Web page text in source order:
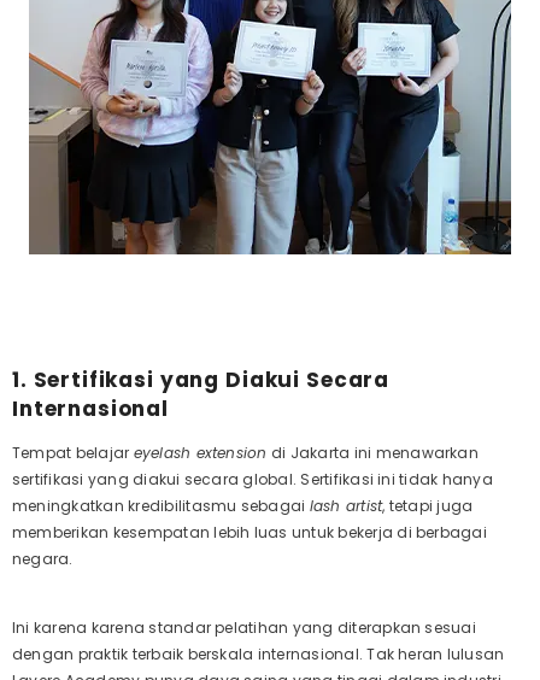
1. Sertifikasi yang Diakui Secara
Internasional
Tempat belajar eyelash extension di Jakarta ini menawarkan
sertifikasi yang diakui secara global. Sertifikasi ini tidak hanya
meningkatkan kredibilitasmu sebagai lash artist, tetapi juga
memberikan kesempatan lebih luas untuk bekerja di berbagai
negara.
Ini karena karena standar pelatihan yang diterapkan sesuai
dengan praktik terbaik berskala internasional. Tak heran lulusan